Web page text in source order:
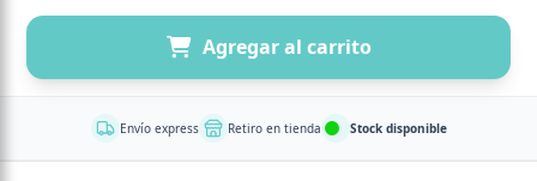
Agregar al carrito
Envío express Retiro en tienda Stock disponible